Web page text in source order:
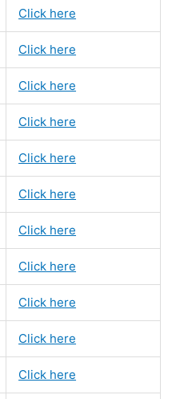
Click here
Click here
Click here
Click here
Click here
Click here
Click here
Click here
Click here
Click here
Click here